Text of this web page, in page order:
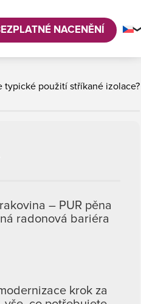
NACENĚNÍ
typické použití stříkané izolace?
– PUR pěna
radonová bariéra
krok za